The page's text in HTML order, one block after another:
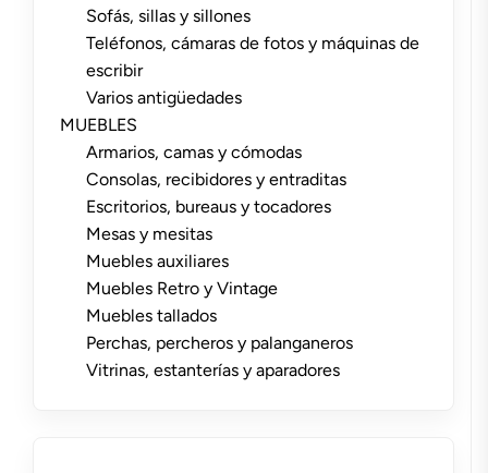
Sofás, sillas y sillones
Teléfonos, cámaras de fotos y máquinas de
escribir
Varios antigüedades
MUEBLES
Armarios, camas y cómodas
Consolas, recibidores y entraditas
Escritorios, bureaus y tocadores
Mesas y mesitas
Muebles auxiliares
Muebles Retro y Vintage
Muebles tallados
Perchas, percheros y palanganeros
Vitrinas, estanterías y aparadores